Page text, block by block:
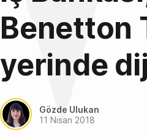
Benetton
yerinde
Gözde Ulukan
11 Nisan 2018